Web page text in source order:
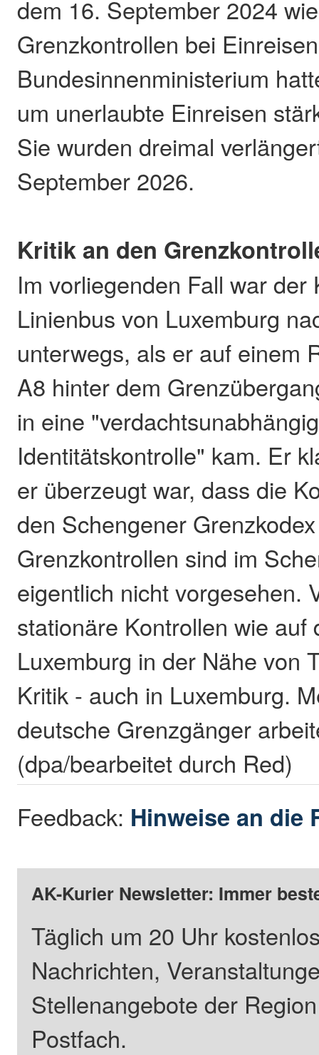
dem 16. September 2024
Grenzkontrollen bei
Bundesinnenministerium
um unerlaubte Einreisen
Sie wurden dreimal
September 2026.
Kritik an den
Im vorliegenden Fall war der
Linienbus von Luxemburg
unterwegs, als er auf einem
A8 hinter dem
in eine
Identitätskontrolle" kam. Er
er überzeugt war, dass die
den Schengener
Grenzkontrollen sind im
eigentlich nicht vorgesehen.
stationäre Kontrollen wie auf
Luxemburg in der Nähe von
Kritik - auch in Luxemburg.
deutsche Grenzgänger
(dpa/bearbeitet durch Red)
Feedback: Hinweise an die
AK-Kurier Newsletter: Immer
Täglich um 20 Uhr
Nachrichten,
Stellenangebote der
Postfach.